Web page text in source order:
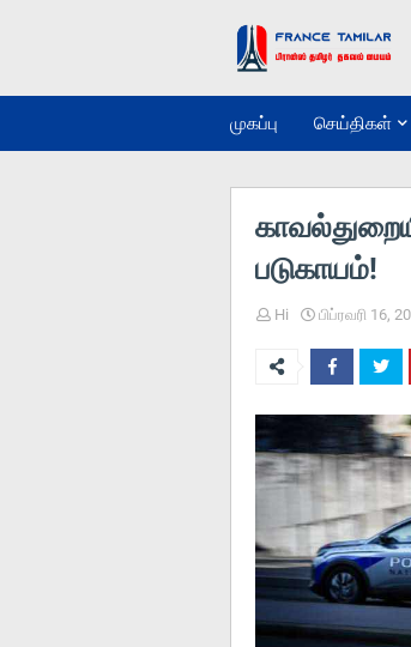
முகப்பு செய்திகள்
படுகாயம்!
Hi பிப்ரவரி 16,